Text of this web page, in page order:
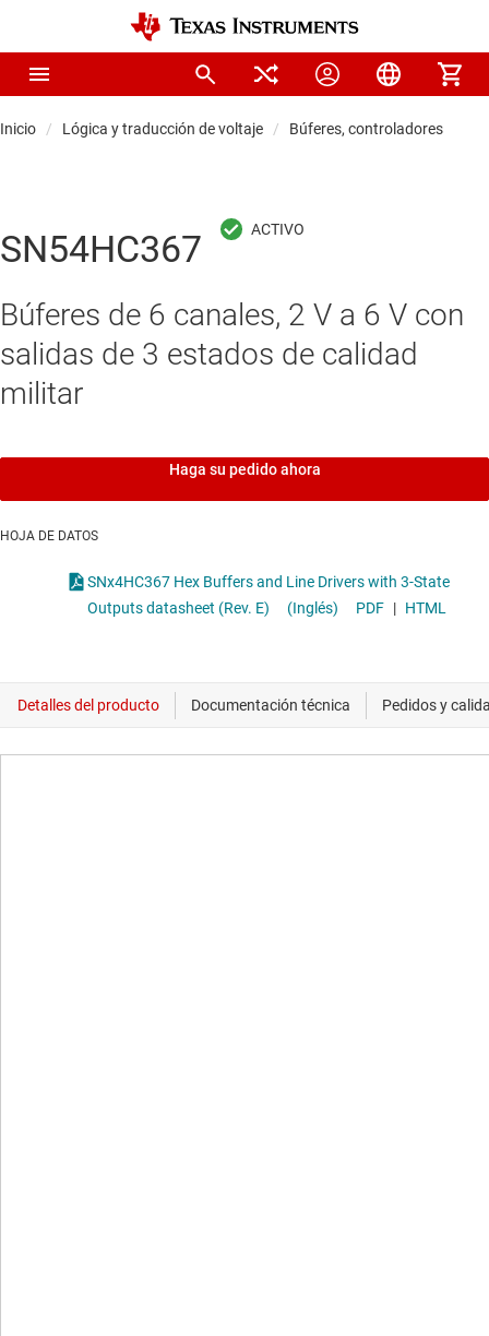
Inicio Lógica y traducción de voltaje Búferes, controladores y
SN54HC367
Búferes de 6 canales, 2 V a 6 V con
salidas de 3 estados de calidad
militar
Haga su pedido ahora
HOJA DE DATOS
SNx4HC367 Hex Buffers and Line Drivers with 3-State
Outputs datasheet (Rev. E)
(Inglés) PDF | HTML